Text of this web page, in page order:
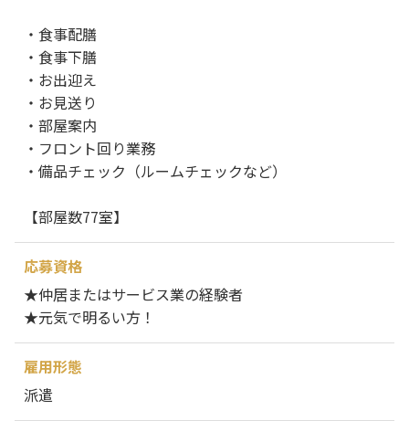
・食事配膳
・食事下膳
・お出迎え
・お見送り
・部屋案内
・フロント回り業務
・備品チェック（ルームチェックなど）
【部屋数77室】
応募資格
★仲居またはサービス業の経験者
★元気で明るい方！
雇用形態
派遣